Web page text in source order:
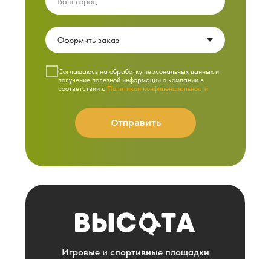
Cоглашаюсь на обработку персональных данных и
получение полезной информации о компании в
соответствии с Политикой конфиденциальности
Отправить
Игровые и спортивные площадки